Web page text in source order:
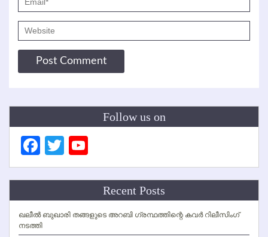
Follow us on
Facebook
Twitter
Channel
Recent Posts
ഖലീല്‍ ബുഖാരി തങ്ങളുടെ അറബി ഗ്രന്ഥത്തിന്റെ കവര്‍ റിലീസിംഗ്
നടത്തി